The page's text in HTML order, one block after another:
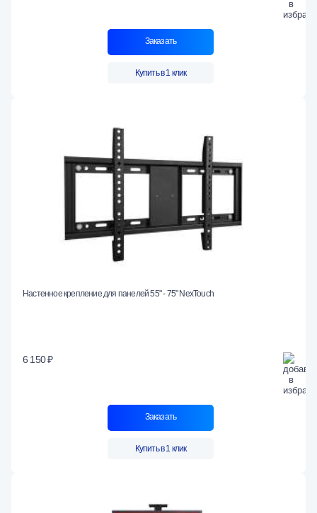
Заказать
Купить в 1 клик
Настенное крепление для панелей 55" - 75" NexTouch
6 150 ₽
Заказать
Купить в 1 клик